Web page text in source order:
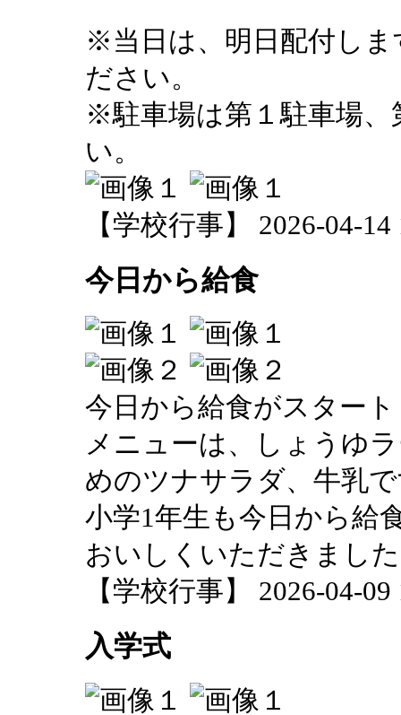
※当日は、明日配付しま
ださい。
※駐車場は第１駐車場、
い。
【学校行事】 2026-04-
今日から給食
今日から給食がスター
メニューは、しょうゆ
めのツナサラダ、牛乳
小学1年生も今日から給
おいしくいただきまし
【学校行事】 2026-04-
入学式